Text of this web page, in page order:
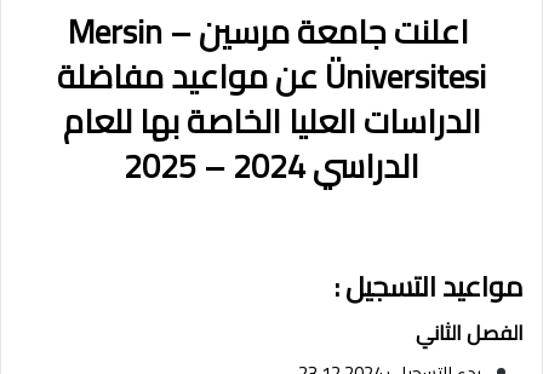
اعلنت جامعة مرسين – Mersin
Üniversitesi عن مواعيد مفاضلة
الدراسات العليا الخاصة بها للعام
الدراسي 2024 – 2025
مواعيد التسجيل :
الفصل الثاني